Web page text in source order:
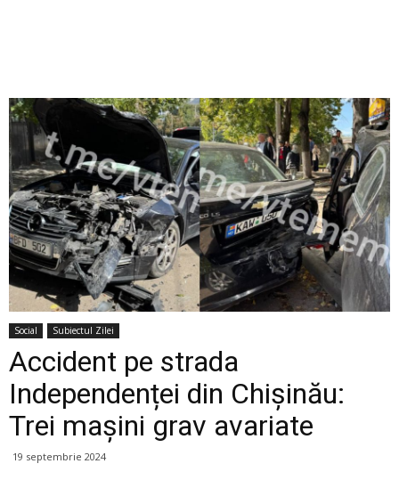
Social Subiectul Zilei
Accident pe strada
Independenței din Chișinău:
Trei mașini grav avariate
19 septembrie 2024